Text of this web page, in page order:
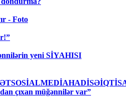
- Foto
yeni SİYAHISI
çıxan müğənnilər var”